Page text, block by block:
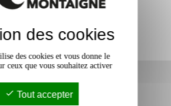
des cookies
des cookies et vous donne le
ceux que vous souhaitez activer
Tout accepter